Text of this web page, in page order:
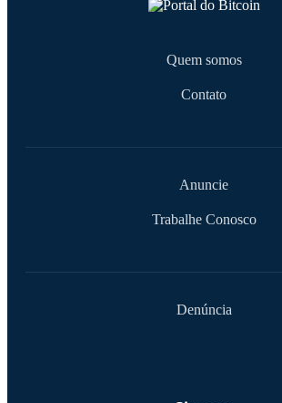
Quem somos
Contato
Anuncie
Trabalhe Conosco
Denúncia